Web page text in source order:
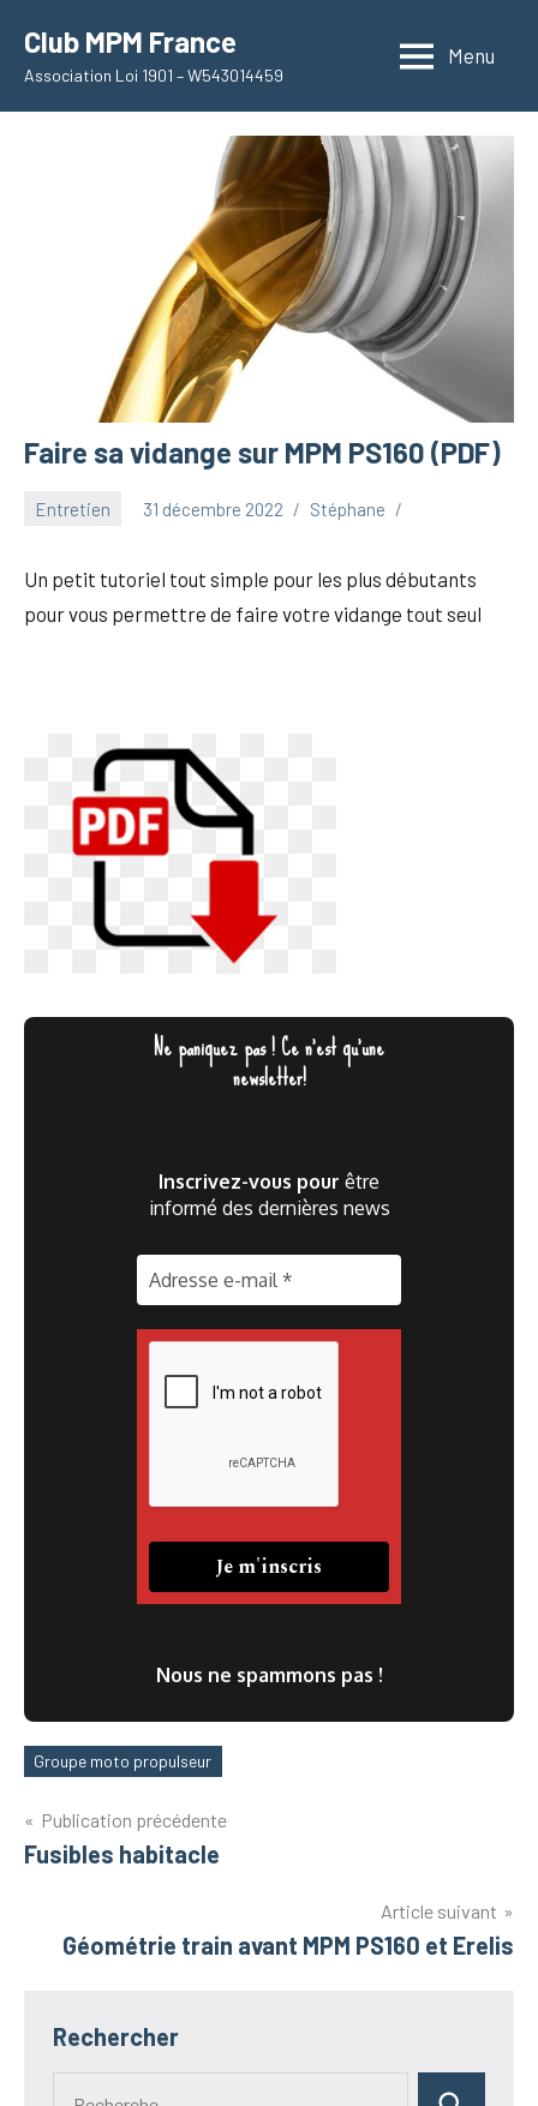
contenu
Club MPM France
Association Loi 1901 – W543014459
Menu
Faire sa vidange sur MPM PS160 (PDF)
Entretien 31 décembre 2022 Stéphane
Un petit tutoriel tout simple pour les plus débutants
pour vous permettre de faire votre vidange tout seul
Ne paniquez pas ! Ce n'est qu'une
newsletter!
Inscrivez-vous pour être
informé des dernières news
Nous ne spammons pas !
Étiquettes
Groupe moto propulseur
Navigation
de
Publication précédente
Fusibles habitacle
Article suivant
Géométrie train avant MPM PS160 et Erelis
Rechercher